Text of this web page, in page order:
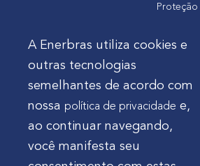
Proteção
Cliente
Onde comprar produtos
Quero Enerbras na minha loja
A Enerbras utiliza cookies e
outras tecnologias
semelhantes de acordo com
nossa política de privacidade e,
ao continuar navegando,
você manifesta seu